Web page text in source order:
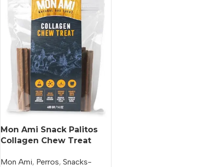
Mon Ami Snack Palitos
Collagen Chew Treat
Mon Ami, Perros, Snacks-